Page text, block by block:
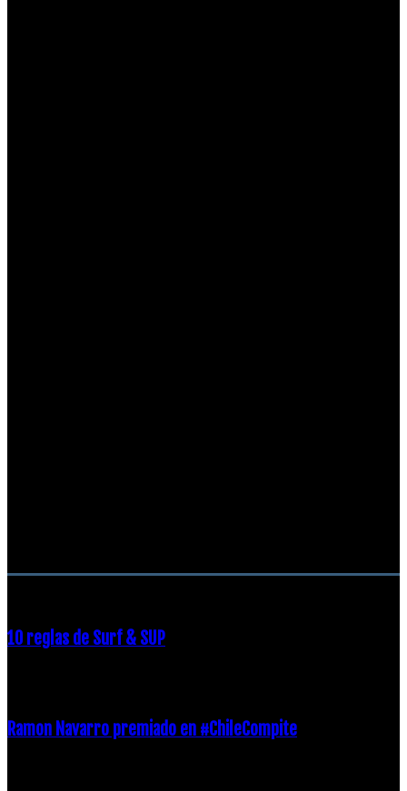
10 reglas de Surf & SUP
Ramon Navarro premiado en #ChileCompite